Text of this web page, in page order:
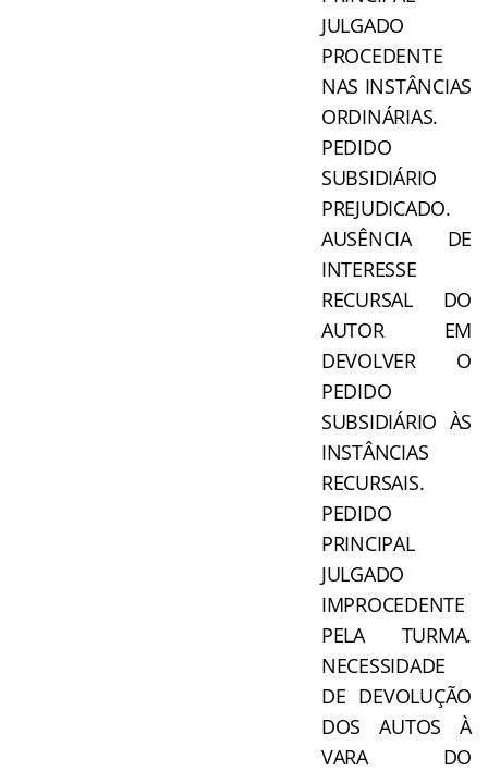
JULGADO
PROCEDENTE
NAS INSTÂNCIAS
ORDINÁRIAS.
PEDIDO
SUBSIDIÁRIO
PREJUDICADO.
AUSÊNCIA DE
INTERESSE
RECURSAL DO
AUTOR EM
DEVOLVER O
PEDIDO
SUBSIDIÁRIO ÀS
INSTÂNCIAS
RECURSAIS.
PEDIDO
PRINCIPAL
JULGADO
IMPROCEDENTE
PELA TURMA.
NECESSIDADE
DE DEVOLUÇÃO
DOS AUTOS À
VARA DO